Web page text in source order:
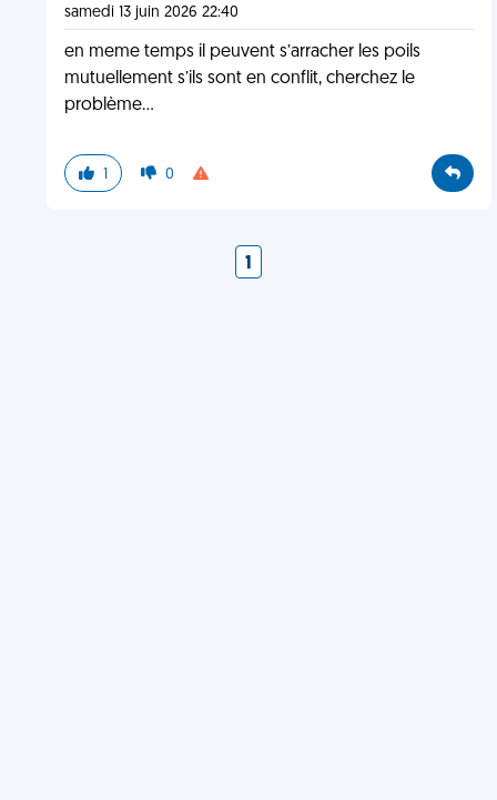
samedi 13 juin 2026 22:40
en meme temps il peuvent s’arracher les poils
mutuellement s’ils sont en conflit, cherchez le
problème…
1 0
1